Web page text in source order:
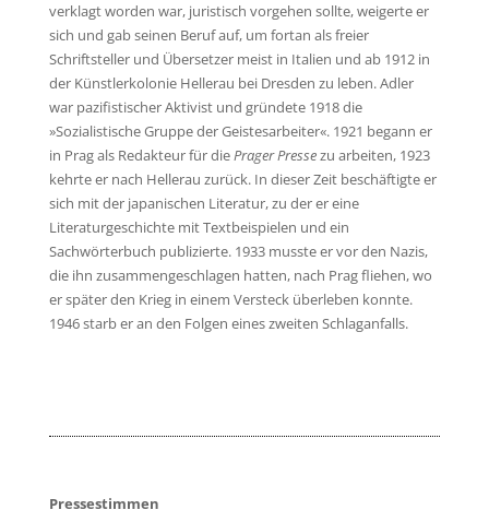
verklagt worden war, juristisch vorgehen sollte, weigerte er
sich und gab seinen Beruf auf, um fortan als freier
Schriftsteller und Übersetzer meist in Italien und ab 1912 in
der Künstlerkolonie Hellerau bei Dresden zu leben. Adler
war pazifistischer Aktivist und gründete 1918 die
»Sozialistische Gruppe der Geistesarbeiter«. 1921 begann er
in Prag als Redakteur für diePrager Pressezu arbeiten, 1923
kehrte er nach Hellerau zurück. In dieser Zeit beschäftigte er
sich mit der japanischen Literatur, zu der er eine
Literaturgeschichte mit Textbeispielen und ein
Sachwörterbuch publizierte. 1933 musste er vor den Nazis,
die ihn zusammengeschlagen hatten, nach Prag fliehen, wo
er später den Krieg in einem Versteck überleben konnte.
1946 starb er an den Folgen eines zweiten Schlaganfalls.
Pressestimmen